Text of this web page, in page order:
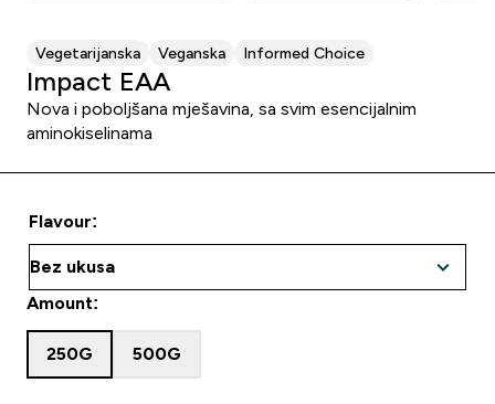
Vegetarijanska Veganska Informed Choice
Impact EAA
Nova i poboljšana mješavina, sa svim esencijalnim
aminokiselinama
Flavour:
Amount:
250G 500G